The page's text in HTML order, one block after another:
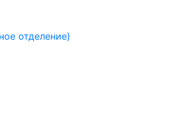
отделение)